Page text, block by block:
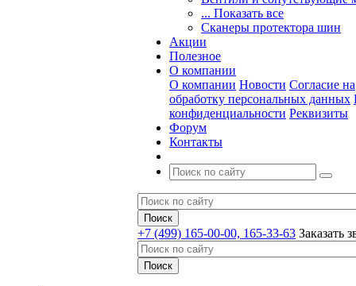
... Показать все
Сканеры протектора шин
Акции
Полезное
О компании
О компании Новости Согласие на
обработку персональных данных
конфиденциальности Реквизиты
Форум
Контакты
+7 (499) 165-00-00, 165-33-63 Заказать